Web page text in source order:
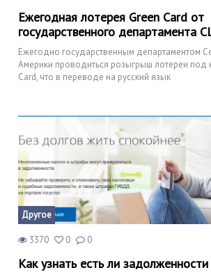
Ежегодная лотерея Green Card от
государственного департамента
Ежегодно государственным департаментом
Америки проводиться розыгрыш лотереи под
Card, что в переводе на русский язык
Другое
3370 0 0
Как узнать есть ли